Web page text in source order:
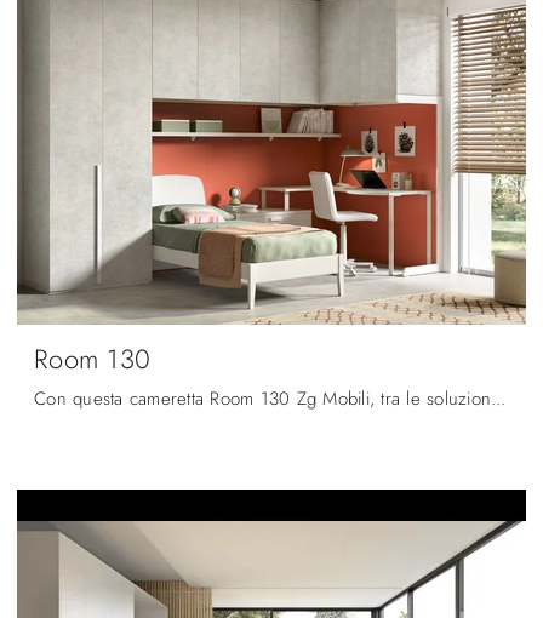
Room 130
Con questa cameretta Room 130 Zg Mobili, tra le soluzioni a ponte, potrai progettare stanze moderne per ragazzi.